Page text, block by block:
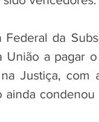
Federal da
a pagar
Justiça, com
ainda